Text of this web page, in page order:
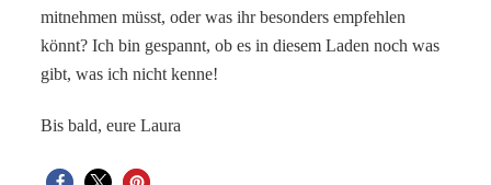
mitnehmen müsst, oder was ihr besonders empfehlen
könnt? Ich bin gespannt, ob es in diesem Laden noch was
gibt, was ich nicht kenne!
Bis bald, eure Laura